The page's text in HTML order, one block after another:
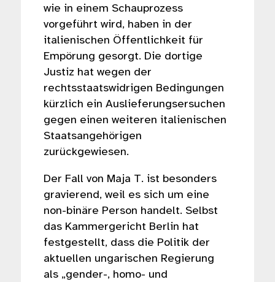
wie in einem Schauprozess
vorgeführt wird, haben in der
italienischen Öffentlichkeit für
Empörung gesorgt. Die dortige
Justiz hat wegen der
rechtsstaatswidrigen Bedingungen
kürzlich ein Auslieferungsersuchen
gegen einen weiteren italienischen
Staatsangehörigen
zurückgewiesen.
Der Fall von Maja T. ist besonders
gravierend, weil es sich um eine
non-binäre Person handelt. Selbst
das Kammergericht Berlin hat
festgestellt, dass die Politik der
aktuellen ungarischen Regierung
als „gender-, homo- und